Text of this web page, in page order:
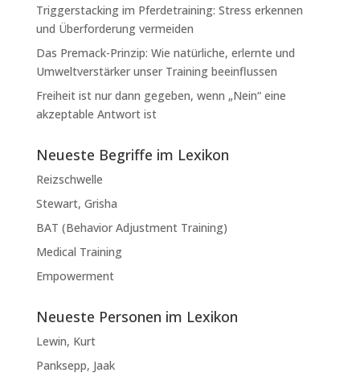
Triggerstacking im Pferdetraining: Stress erkennen
und Überforderung vermeiden
Das Premack-Prinzip: Wie natürliche, erlernte und
Umweltverstärker unser Training beeinflussen
Freiheit ist nur dann gegeben, wenn „Nein“ eine
akzeptable Antwort ist
Neueste Begriffe im Lexikon
Reizschwelle
Stewart, Grisha
BAT (Behavior Adjustment Training)
Medical Training
Empowerment
Neueste Personen im Lexikon
Lewin, Kurt
Panksepp, Jaak